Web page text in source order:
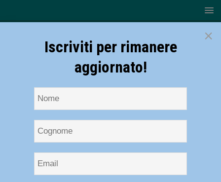
×
Iscriviti per rimanere
aggiornato!